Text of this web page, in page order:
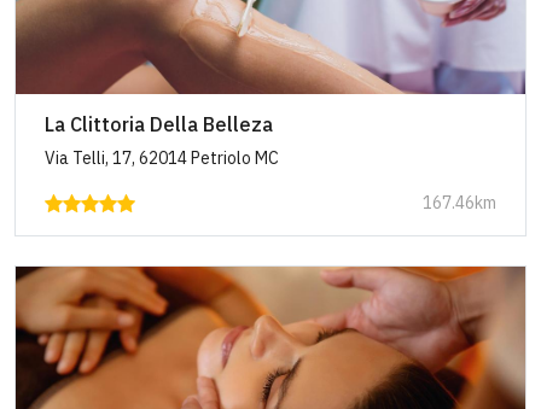
La Clittoria Della Belleza
Via Telli, 17, 62014 Petriolo MC
167.46km